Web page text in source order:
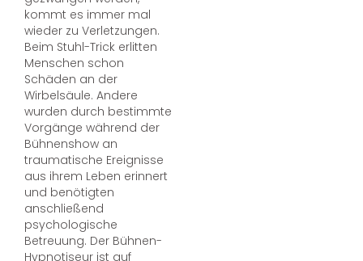
kommt es immer mal
wieder zu Verletzungen.
Beim Stuhl-Trick erlitten
Menschen schon
Schäden an der
Wirbelsäule. Andere
wurden durch bestimmte
Vorgänge während der
Bühnenshow an
traumatische Ereignisse
aus ihrem Leben erinnert
und benötigten
anschließend
psychologische
Betreuung. Der Bühnen-
Hypnotiseur ist auf